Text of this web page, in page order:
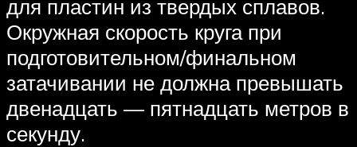
для пластин из твердых сплавов.
Окружная скорость круга при
подготовительном/финальном
затачивании не должна превышать
двенадцать — пятнадцать метров в
секунду.